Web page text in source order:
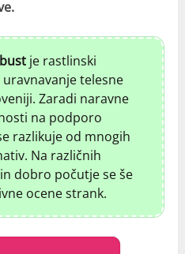
je rastlinski
telesne
Zaradi naravne
na podporo
razlikuje od mnogih
Na različnih
dobro počutje se še
ocene strank.